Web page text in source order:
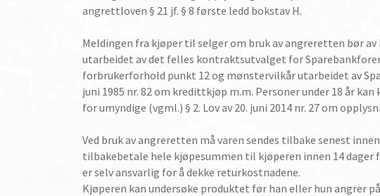
angrettloven § 21 jf. § 8 første ledd bokstav H.
Meldingen fra kjøper til selger om bruk av angreretten bør
utarbeidet av det felles kontraktsutvalget for
forbrukerforhold punkt 12 og mønstervilkår utarbeidet av
juni 1985 nr. 82 om kredittkjøp m.m. Personer under 18 år
for umyndige (vgml.) § 2. Lov av 20. juni 2014 nr. 27 om
Ved bruk av angreretten må varen sendes tilbake senest
tilbakebetale hele kjøpesummen til kjøperen innen 14
er selv ansvarlig for å dekke returkostnadene.
Kjøperen kan undersøke produktet før han eller hun angrer